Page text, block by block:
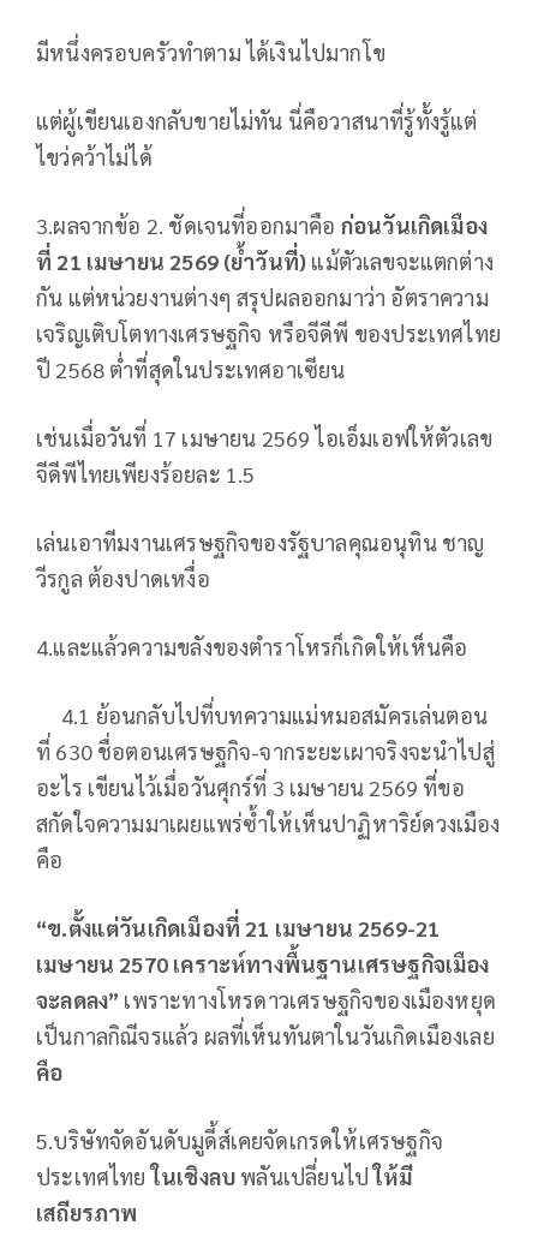
มีหนึ่งครอบครัวทำตาม ได้เงินไปมากโข
แต่ผู้เขียนเองกลับขายไม่ทัน นี่คือวาสนาที่รู้ทั้งรู้แต่
ไขว่คว้าไม่ได้
3.ผลจากข้อ 2. ชัดเจนที่ออกมาคือ ก่อนวันเกิดเมือง
ที่ 21 เมษายน 2569 (ย้ำวันที่) แม้ตัวเลขจะแตกต่าง
กัน แต่หน่วยงานต่างๆ สรุปผลออกมาว่า อัตราความ
เจริญเติบโตทางเศรษฐกิจ หรือจีดีพี ของประเทศไทย
ปี 2568 ต่ำที่สุดในประเทศอาเซียน
เช่นเมื่อวันที่ 17 เมษายน 2569 ไอเอ็มเอฟให้ตัวเลข
จีดีพีไทยเพียงร้อยละ 1.5
เล่นเอาทีมงานเศรษฐกิจของรัฐบาลคุณอนุทิน ชาญ
วีรกูล ต้องปาดเหงื่อ
4.และแล้วความขลังของตำราโหรก็เกิดให้เห็นคือ
4.1 ย้อนกลับไปที่บทความแม่หมอสมัครเล่นตอน
ที่ 630 ชื่อตอนเศรษฐกิจ-จากระยะเผาจริงจะนำไปสู่
อะไร เขียนไว้เมื่อวันศุกร์ที่ 3 เมษายน 2569 ที่ขอ
สกัดใจความมาเผยแพร่ซ้ำให้เห็นปาฏิหาริย์ดวงเมือง
คือ
“ข.ตั้งแต่วันเกิดเมืองที่ 21 เมษายน 2569-21
เมษายน 2570 เคราะห์ทางพื้นฐานเศรษฐกิจเมือง
จะลดลง” เพราะทางโหรดาวเศรษฐกิจของเมืองหยุด
เป็นกาลกิณีจรแล้ว ผลที่เห็นทันตาในวันเกิดเมืองเลย
คือ
5.บริษัทจัดอันดับมูดี้ส์เคยจัดเกรดให้เศรษฐกิจ
ประเทศไทยในเชิงลบ พลันเปลี่ยนไปให้มี
เสถียรภาพ